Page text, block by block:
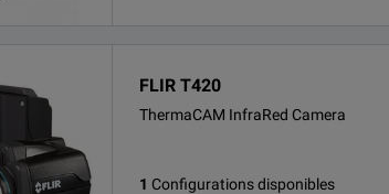
FLIR T420
ThermaCAM InfraRed Camera
1 Configurations disponibles